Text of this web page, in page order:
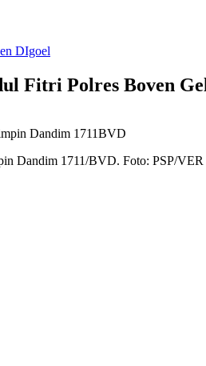
DIgoel
Fitri Polres Boven
Dandim 1711/BVD. Foto: PSP/VER